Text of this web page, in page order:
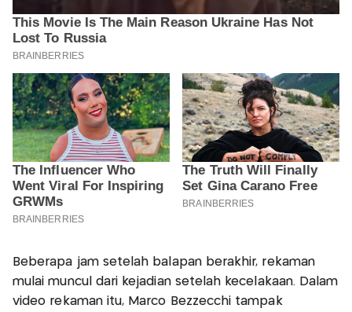
Beberapa jam setelah balapan berakhir, rekaman
mulai muncul dari kejadian setelah kecelakaan. Dalam
video rekaman itu, Marco Bezzecchi tampak